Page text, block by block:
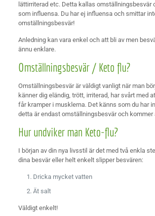
lättirriterad etc. Detta kallas omställningsbesvär
som influensa. Du har ej influensa och smittar
omställningsbesvär!
Anledning kan vara enkel och att bli av men
ännu enklare.
Omställningsbesvär / Keto flu?
Omställningsbesvär är väldigt vanligt när man
känner dig eländig, trött, irriterad, har svårt med
får kramper i musklerna. Det känns som du har
detta är endast omställningsbesvär och kommer
Hur undviker man Keto-flu?
I början av din nya livsstil är det med två enkla
dina besvär eller helt enkelt slipper besvären:
Dricka mycket vatten
Ät salt
Väldigt enkelt!